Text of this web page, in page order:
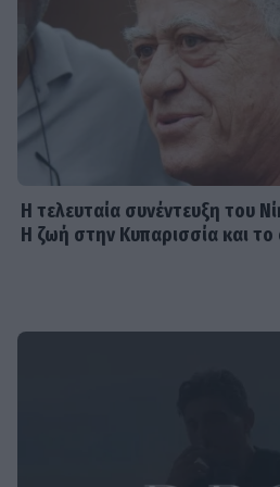
διάρρηξης
Ναταλία Γερμανού: Ανέμελες
στην παραλία με μαύρο μαγιό
τελευταίος αντάρτης της
Η τελευταία συνέντευξη του
Η ζωή στην Κυπαρισσία και